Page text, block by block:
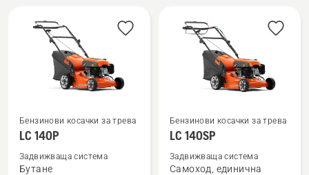
Вижте
повече
подробности
Бензинови косачки за трева
LC 140P
Задвижваща система
Бутане
Вижте
повече
подробности
Бензинови косачки за трева
LC 140SP
Задвижваща система
Самоход, единична